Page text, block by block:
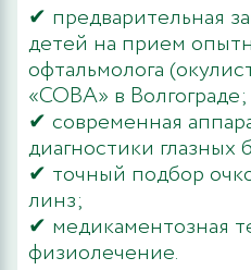
✔ предварительная
детей на прием
офтальмолога
«СОВА» в Волгограде;
✔ современная
диагностики глазных
✔ точный подбор
линз;
✔ медикаментозная
физиолечение.